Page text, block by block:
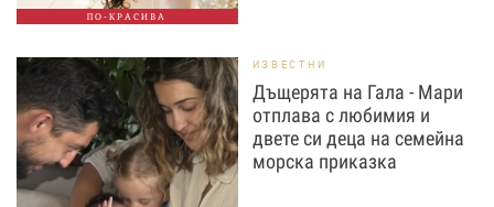
ПО-КРАСИВА
ИЗВЕСТНИ
Дъщерята на Гала - Мари
отплава с любимия и
двете си деца на семейна
морска приказка